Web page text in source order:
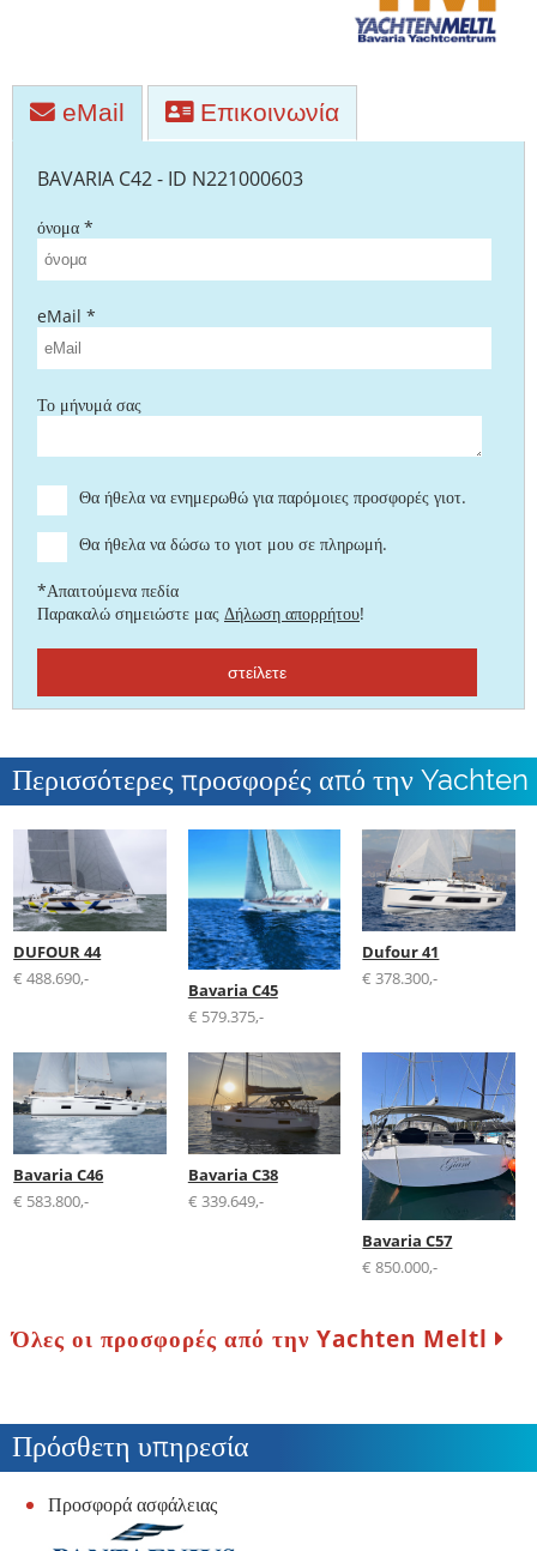
eMail Επικοινωνία
BAVARIA C42 - ID N221000603
όνομα *
eMail *
Το μήνυμά σας
Θα ήθελα να ενημερωθώ για παρόμοιες προσφορές γιοτ.
Θα ήθελα να δώσω το γιοτ μου σε πληρωμή.
*Απαιτούμενα πεδία
Παρακαλώ σημειώστε μας Δήλωση απορρήτου!
στείλετε
Περισσότερες προσφορές από την Yachten
Meltl
DUFOUR 44
€ 488.690,-
Bavaria C45
€ 579.375,-
Dufour 41
€ 378.300,-
Bavaria C46
€ 583.800,-
Bavaria C38
€ 339.649,-
Bavaria C57
€ 850.000,-
Όλες οι προσφορές από την Yachten Meltl
Πρόσθετη υπηρεσία
Προσφορά ασφάλειας